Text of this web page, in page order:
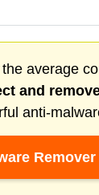
average
and
anti-
Remover